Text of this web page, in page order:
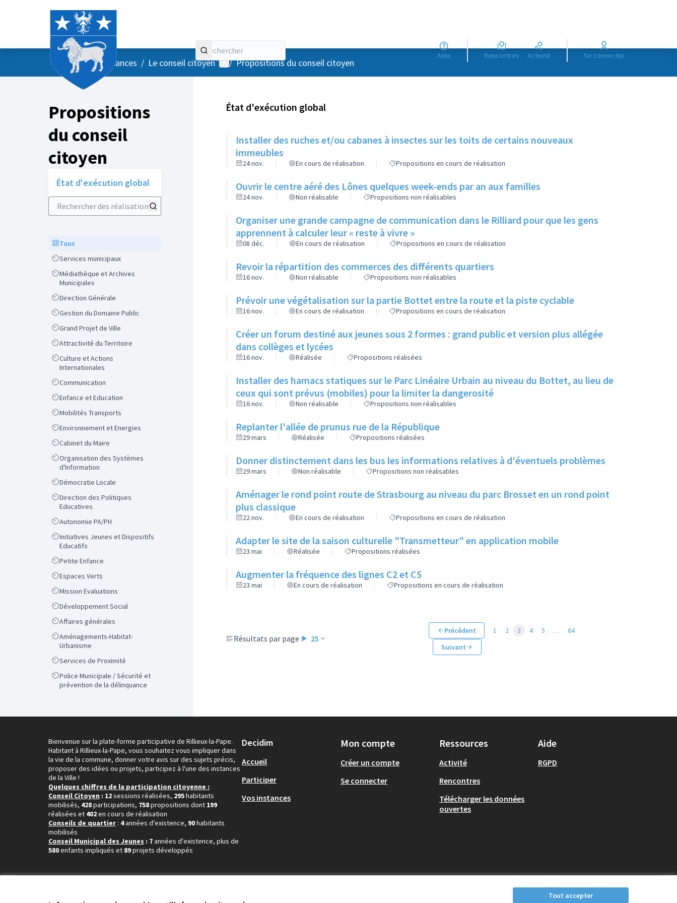
Tout accepter
Aide Rencontres Activité Se connecter
AccueilMenu principal
/ Vos instances / Le conseil citoyen Menu utilisateur
/ Propositions du conseil citoyen
Propositions
du conseil
citoyen
État d'exécution global
Rechercher des réalisations
ScopeTous
ScopeServices municipaux
Scope
Médiathèque et Archives
Municipales
ScopeDirection Générale
ScopeGestion du Domaine Public
ScopeGrand Projet de Ville
ScopeAttractivité du Territoire
Scope
Culture et Actions
Internationales
ScopeCommunication
ScopeEnfance et Education
ScopeMobilités Transports
ScopeEnvironnement et Energies
ScopeCabinet du Maire
Scope
Organisation des Systèmes
d'Information
ScopeDémocratie Locale
Scope
Direction des Politiques
Educatives
ScopeAutonomie PA/PH
Scope
Initiatives Jeunes et Dispositifs
Educatifs
ScopePetite Enfance
ScopeEspaces Verts
ScopeMission Evaluations
ScopeDéveloppement Social
ScopeAffaires générales
Scope
Aménagements-Habitat-
Urbanisme
ScopeServices de Proximité
Scope
Police Municipale / Sécurité et
prévention de la délinquance
État d'exécution global
Installer des ruches et/ou cabanes à insectes sur les toits de certains nouveaux
immeubles
24 nov. En cours de réalisation Propositions en cours de réalisation
Ouvrir le centre aéré des Lônes quelques week-ends par an aux familles
24 nov. Non réalisable Propositions non réalisables
Organiser une grande campagne de communication dans le Rilliard pour que les gens
apprennent à calculer leur « reste à vivre »
08 déc. En cours de réalisation Propositions en cours de réalisation
Revoir la répartition des commerces des différents quartiers
16 nov. Non réalisable Propositions non réalisables
Prévoir une végétalisation sur la partie Bottet entre la route et la piste cyclable
16 nov. En cours de réalisation Propositions en cours de réalisation
Créer un forum destiné aux jeunes sous 2 formes : grand public et version plus allégée
dans collèges et lycées
16 nov. Réalisée Propositions réalisées
Installer des hamacs statiques sur le Parc Linéaire Urbain au niveau du Bottet, au lieu de
ceux qui sont prévus (mobiles) pour la limiter la dangerosité
16 nov. Non réalisable Propositions non réalisables
Replanter l'allée de prunus rue de la République
29 mars Réalisée Propositions réalisées
Donner distinctement dans les bus les informations relatives à d'éventuels problèmes
29 mars Non réalisable Propositions non réalisables
Aménager le rond point route de Strasbourg au niveau du parc Brosset en un rond point
plus classique
22 nov. En cours de réalisation Propositions en cours de réalisation
Adapter le site de la saison culturelle "Transmetteur" en application mobile
23 mai Réalisée Propositions réalisées
Augmenter la fréquence des lignes C2 et C5
23 mai En cours de réalisation Propositions en cours de réalisation
Résultats par page : 25
Précédent 1 2 3 4 5 …
64
Suivant
Bienvenue sur la plate-forme participative de Rillieux-la-Pape.
Habitant à Rillieux-la-Pape, vous souhaitez vous impliquer dans
la vie de la commune, donner votre avis sur des sujets précis,
proposer des idées ou projets, participez à l'une des instances
de la Ville !
Quelques chiffres de la participation citoyenne :
Conseil Citoyen : 12sessions réalisées, 295habitants
mobilisés, 428participations, 758propositions dont 199
réalisées et 402en cours de réalisation
Conseils de quartier : 4années d'existence, 90habitants
mobilisés
Conseil Municipal des Jeunes : 7années d'existence, plus de
580enfants impliqués et 89projets développés
Decidim
Accueil
Participer
Vos instances
Mon compte
Créer un compte
Se connecter
Ressources
Activité
Rencontres
Télécharger les données
ouvertes
Aide
RGPD